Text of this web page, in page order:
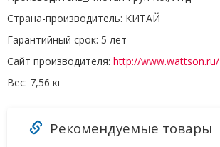
Страна-производитель: КИТАЙ
Гарантийный срок: 5 лет
Сайт производителя: http://www.wattson.ru/
Вес: 7,56 кг
Рекомендуемые товары